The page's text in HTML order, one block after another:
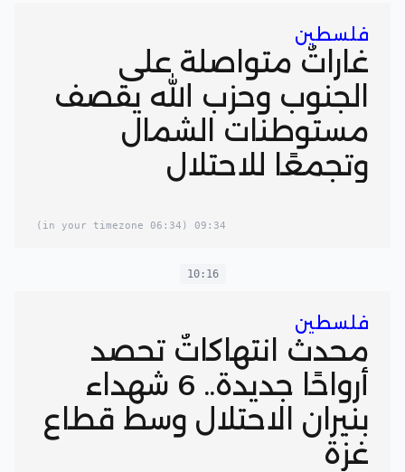
فلسطين
غاراتٌ متواصلة على
الجنوب وحزب الله يقصف
مستوطنات الشمال
وتجمعًا للاحتلال
09:34
(06:34 in your timezone)
10:16
فلسطين
محدث انتهاكاتٌ تحصد
أرواحًا جديدة.. 6 شهداء
بنيران الاحتلال وسط قطاع
غزة